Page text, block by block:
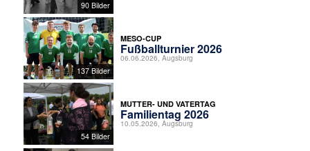
90 Bilder
137 Bilder
MESO-CUP
Fußballturnier 2026
06.06.2026, Augsburg
54 Bilder
MUTTER- UND VATERTAG
Familientag 2026
10.05.2026, Augsburg